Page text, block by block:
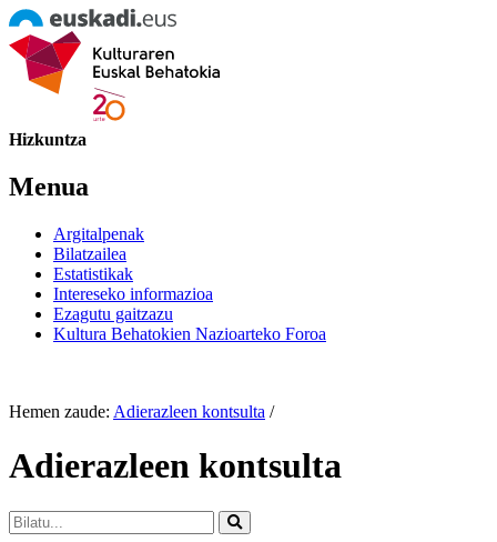
Hizkuntza
Menua
Argitalpenak
Bilatzailea
Estatistikak
Intereseko informazioa
Ezagutu gaitzazu
Kultura Behatokien Nazioarteko Foroa
Hemen zaude: Adierazleen kontsulta /
Adierazleen kontsulta